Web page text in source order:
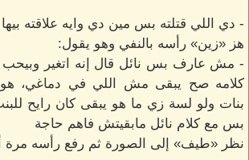
- دي اللي قتلته بس مين دي وايه علاقته
هز «زين» رأسه بالنفي وهو يقول:
- مش عارف بس نائل قال إنه اتغير وبيحب
كلامه صح يبقى مش اللي في دماغي،
بنات ولو لسة زي ما هو يبقى كان رايح
بس مع كلام نائل مابقيتش فاهم حاجة
نظر «طيف» إلى الصورة ثم رفع رأسه مرة